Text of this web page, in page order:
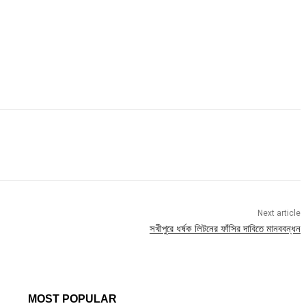
Next article
সখীপুরে ধর্ষক লিটনের ফাঁসির দাবিতে মানববন্ধন
MOST POPULAR